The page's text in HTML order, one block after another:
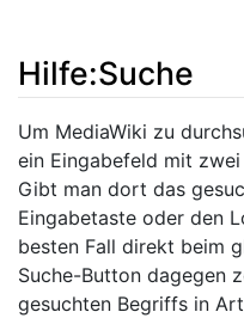
Hilfe:Suche
Wechseln zu:Navigation,
Um MediaWiki zu
ein Eingabefeld mit
Gibt man dort das
Eingabetaste oder den
besten Fall direkt beim
Suche-Button dagegen
gesuchten Begriffs in